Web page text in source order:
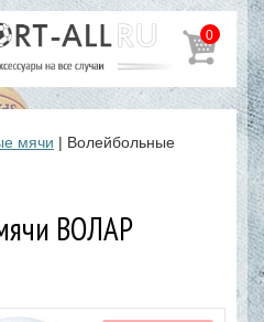
0
мячи | Волейбольные
ВОЛАР